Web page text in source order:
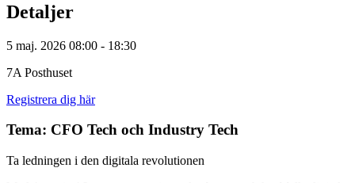
Detaljer
5 maj. 2026 08:00 - 18:30
7A Posthuset
Registrera dig här
Tema: CFO Tech och Industry Tech
Ta ledningen i den digitala revolutionen